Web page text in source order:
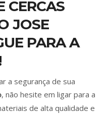
CERCAS
JOSE
PARA A
a segurança de sua
, não hesite em ligar para a
de alta qualidade e